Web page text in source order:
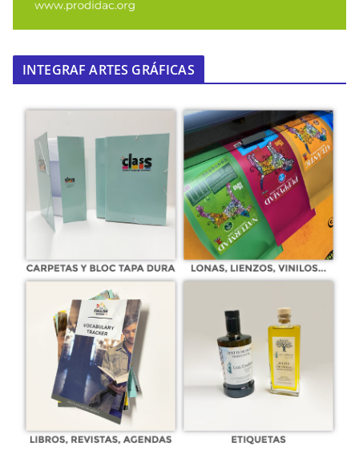
INTEGRAF ARTES GRÁFICAS